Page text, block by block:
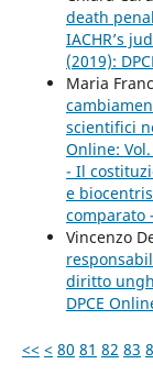
death
IACHR’s
(2019):
Maria
scientifici
Online: Vol.
- Il
e
comparato
Vincenzo
diritto
DPCE
<< < 80 81 82 83